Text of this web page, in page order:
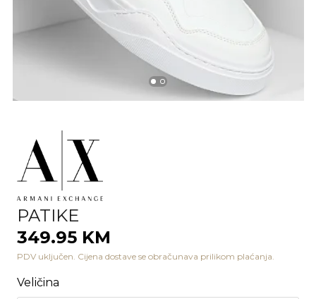
PATIKE
349.95 KM
PDV uključen. Cijena dostave se obračunava prilikom plaćanja.
Veličina